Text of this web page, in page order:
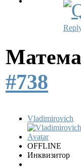
#738
Vladimirovich
OFFLINE
Инквизитор